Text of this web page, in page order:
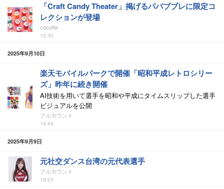
「Craft Candy Theater」掲げるパパブブレに限定コ
レクションが登場
cocotte
15:30
2025年9月10日
楽天モバイルパークで開催「昭和平成レトロシリー
ズ」昨年に続き開催
AI技術を用いて選手を昭和や平成にタイムスリップした選手
ビジュアルを公開
フルカウント
19:45
2025年9月9日
元社交ダンス台湾の元代表選手
フルカウント
19:24